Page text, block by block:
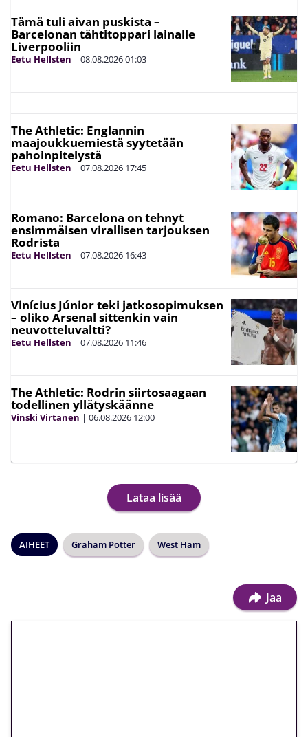
Tämä tuli aivan puskista –
Barcelonan tähtitoppari lainalle
Liverpooliin
Eetu Hellsten | 08.08.202601:03
The Athletic: Englannin
maajoukkuemiestä syytetään
pahoinpitelystä
Eetu Hellsten | 07.08.2026 17:45
Romano: Barcelona on tehnyt
ensimmäisen virallisen tarjouksen
Rodrista
Eetu Hellsten | 07.08.2026 16:43
Vinícius Júnior teki jatkosopimuksen
– oliko Arsenal sittenkin vain
neuvotteluvaltti?
Eetu Hellsten | 07.08.2026 11:46
The Athletic: Rodrin siirtosaagaan
todellinen yllätyskäänne
Vinski Virtanen | 06.08.2026 12:00
Lataa lisää
AIHEET Graham Potter West Ham
Jaa